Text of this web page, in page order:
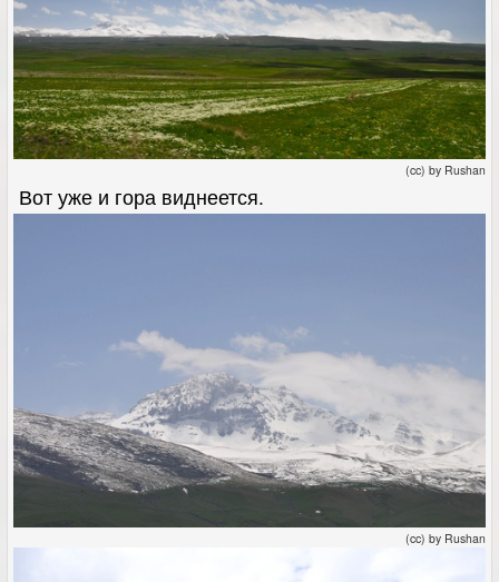
(cc) by Rushan
Вот уже и гора виднеется.
(cc) by Rushan